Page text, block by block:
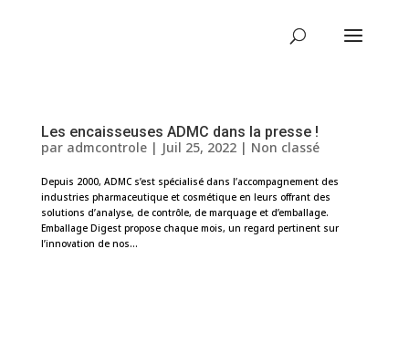
Les encaisseuses ADMC dans la presse !
par admcontrole| Juil 25, 2022| Non classé
Depuis 2000, ADMC s’est spécialisé dans l’accompagnement des
industries pharmaceutique et cosmétique en leurs offrant des
solutions d’analyse, de contrôle, de marquage et d’emballage.
Emballage Digest propose chaque mois, un regard pertinent sur
l’innovation de nos...